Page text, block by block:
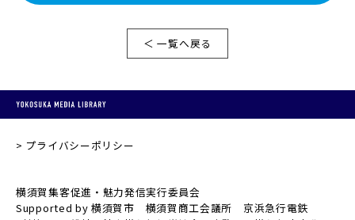
＜ 一覧へ戻る
プライバシーポリシー
横須賀集客促進・魅力発信実行委員会
Supported by 横須賀市 横須賀商工会議所 京浜急行電鉄